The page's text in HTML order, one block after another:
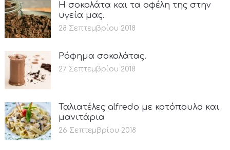
Η σοκολάτα και τα οφέλη της στην
υγεία μας.
28 Σεπτεμβρίου 2018
Ρόφημα σοκολάτας.
27 Σεπτεμβρίου 2018
Ταλιατέλες alfredo με κοτόπουλο και
μανιτάρια
26 Σεπτεμβρίου 2018